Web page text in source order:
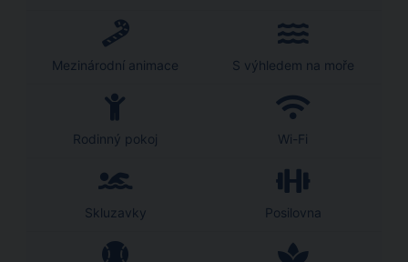
Mezinárodní animace S výhledem na moře
Rodinný pokoj Wi-Fi
Skluzavky Posilovna